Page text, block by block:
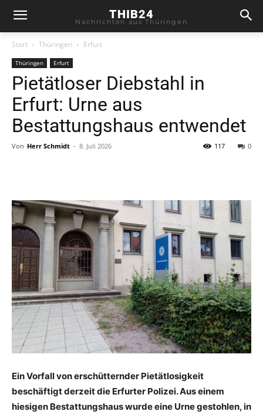
THIB24
Nachrichten aus Thüringen
Start Thüringen Erfurt
Thüringen Erfurt
Pietätloser Diebstahl in
Erfurt: Urne aus
Bestattungshaus entwendet
Von Herr Schmidt - 8. Juli 2026 0
117
Ein Vorfall von erschütternder Pietätlosigkeit
beschäftigt derzeit die Erfurter Polizei. Aus einem
hiesigen Bestattungshaus wurde eine Urne gestohlen, in